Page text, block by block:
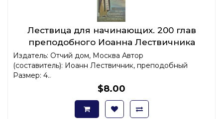
Лествица для начинающих. 200 глав
преподобного Иоанна Лествичника
Издатель: Отчий дом, Москва Автор
(составитель): Иоанн Лествичник, преподобный
Размер: 4..
$8.00